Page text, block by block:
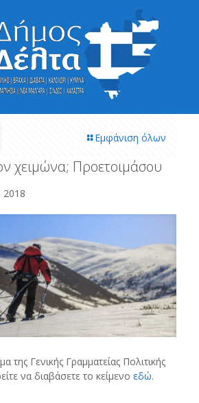
Εμφάνιση όλων
χειμώνα; Προετοιμάσου
2018
της Γενικής Γραμματείας Πολιτικής
να διαβάσετε το κείμενο εδώ.